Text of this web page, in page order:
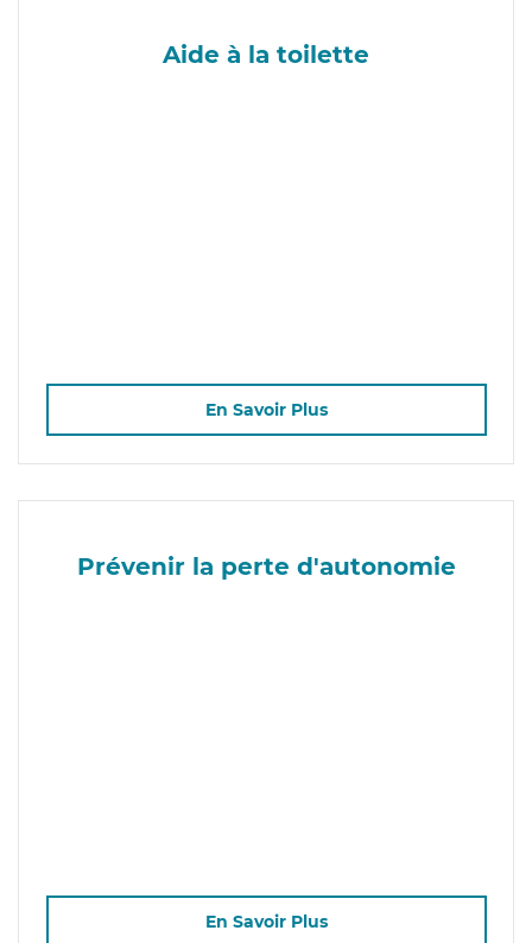
Aide à la toilette
En Savoir Plus
Prévenir la perte d'autonomie
En Savoir Plus